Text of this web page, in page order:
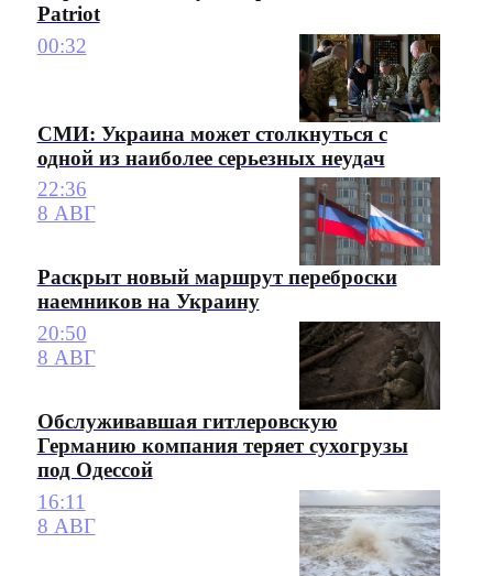
Patriot
00:32
СМИ: Украина может столкнуться с
одной из наиболее серьезных неудач
22:36
8 АВГ
Раскрыт новый маршрут переброски
наемников на Украину
20:50
8 АВГ
Обслуживавшая гитлеровскую
Германию компания теряет сухогрузы
под Одессой
16:11
8 АВГ